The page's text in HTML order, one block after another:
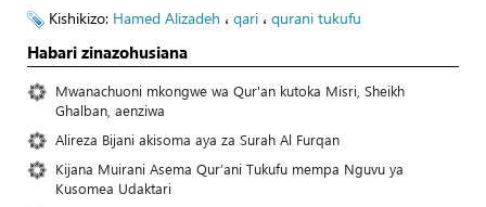
Kishikizo: Hamed Alizadeh ، qari ، qurani tukufu
Habari zinazohusiana
Mwanachuoni mkongwe wa Qur'an kutoka Misri, Sheikh
Ghalban, aenziwa
Alireza Bijani akisoma aya za Surah Al Furqan
Kijana Muirani Asema Qur’ani Tukufu mempa Nguvu ya
Kusomea Udaktari